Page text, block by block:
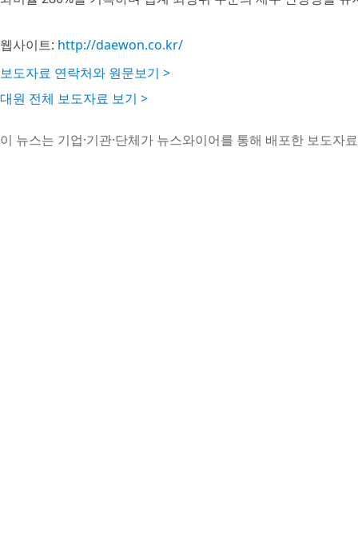
웹사이트: http://daewon.co.kr/
보도자료 연락처와 원문보기 >
대원 전체 보도자료 보기 >
이 뉴스는 기업·기관·단체가 뉴스와이어를 통해 배포한 보도자